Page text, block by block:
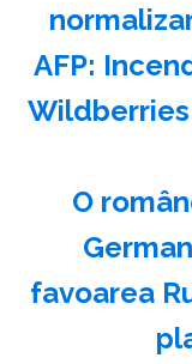
AFP:
O
favoarea